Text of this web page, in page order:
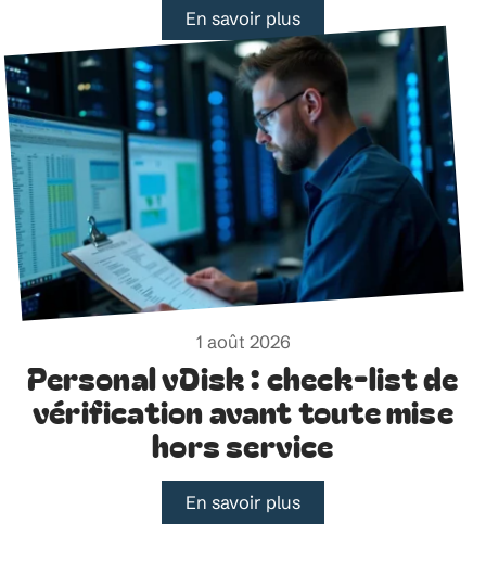
En savoir plus
1 août 2026
Personal vDisk : check-list de
vérification avant toute mise
hors service
En savoir plus